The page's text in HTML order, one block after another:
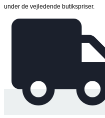
under de vejledende butikspriser.